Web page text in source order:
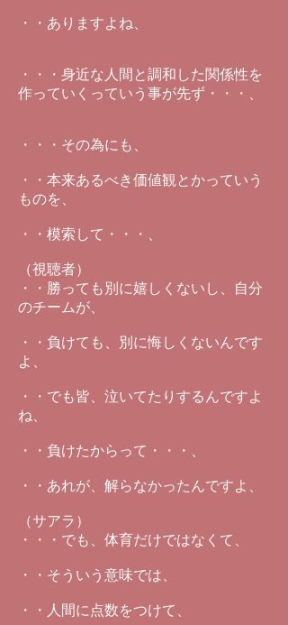
・・ありますよね、
・・・身近な人間と調和した関係性を
作っていくっていう事が先ず・・・、
・・・その為にも、
・・本来あるべき価値観とかっていう
ものを、
・・模索して・・・、
（視聴者）
・・勝っても別に嬉しくないし、自分
のチームが、
・・負けても、別に悔しくないんです
よ、
・・でも皆、泣いてたりするんですよ
ね、
・・負けたからって・・・、
・・あれが、解らなかったんですよ、
（サアラ）
・・・でも、体育だけではなくて、
・・そういう意味では、
・・人間に点数をつけて、